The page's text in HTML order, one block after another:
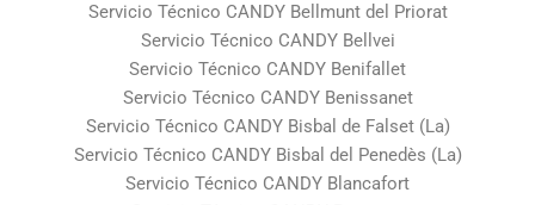
Servicio Técnico CANDY Bellmunt del Priorat
Servicio Técnico CANDY Bellvei
Servicio Técnico CANDY Benifallet
Servicio Técnico CANDY Benissanet
Servicio Técnico CANDY Bisbal de Falset (La)
Servicio Técnico CANDY Bisbal del Penedès (La)
Servicio Técnico CANDY Blancafort